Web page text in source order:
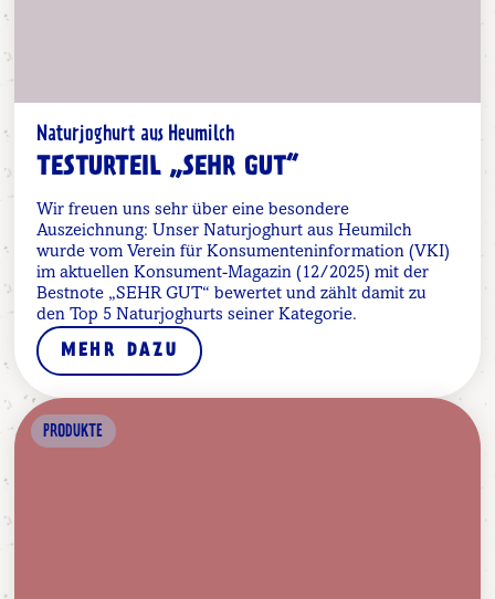
Naturjoghurt aus Heumilch
TESTURTEIL „SEHR GUT“
Wir freuen uns sehr über eine besondere
Auszeichnung: Unser Naturjoghurt aus Heumilch
wurde vom Verein für Konsumenteninformation (VKI)
im aktuellen Konsument-Magazin (12/2025) mit der
Bestnote „SEHR GUT“ bewertet und zählt damit zu
den Top 5 Naturjoghurts seiner Kategorie.
MEHR DAZU
PRODUKTE